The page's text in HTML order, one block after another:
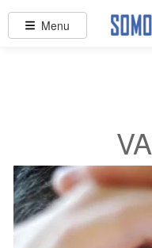
Menu